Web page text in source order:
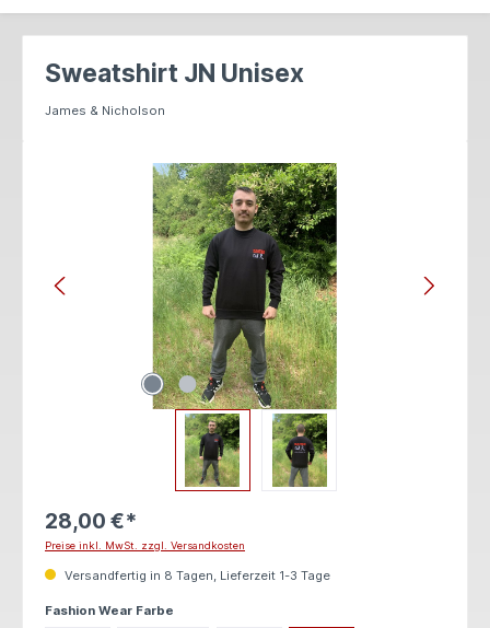
Sweatshirt JN Unisex
James & Nicholson
Bildergalerie überspringen
28,00 €*
Preise inkl. MwSt. zzgl. Versandkosten
Versandfertig in 8 Tagen, Lieferzeit 1-3 Tage
Fashion Wear Farbe